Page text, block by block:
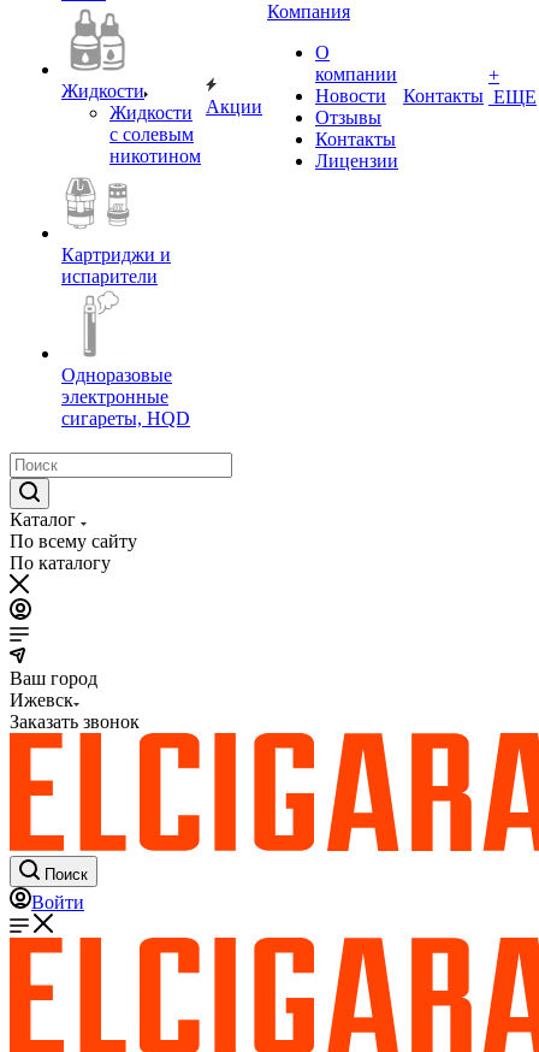
Жидкости
Жидкости
с солевым
никотином
Картриджи и
испарители
Одноразовые
электронные
сигареты, HQD
Акции
Компания
О
компании
Новости
Отзывы
Контакты
Лицензии
Контакты
+
ЕЩЕ
Каталог
По всему сайту
По каталогу
Ваш город
Ижевск
Заказать звонок
Поиск
Войти